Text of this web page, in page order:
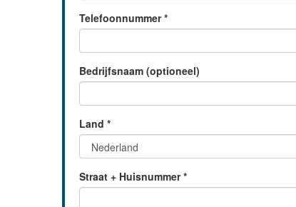
Telefoonnummer*
Bedrijfsnaam (optioneel)
Land *
Straat + Huisnummer*